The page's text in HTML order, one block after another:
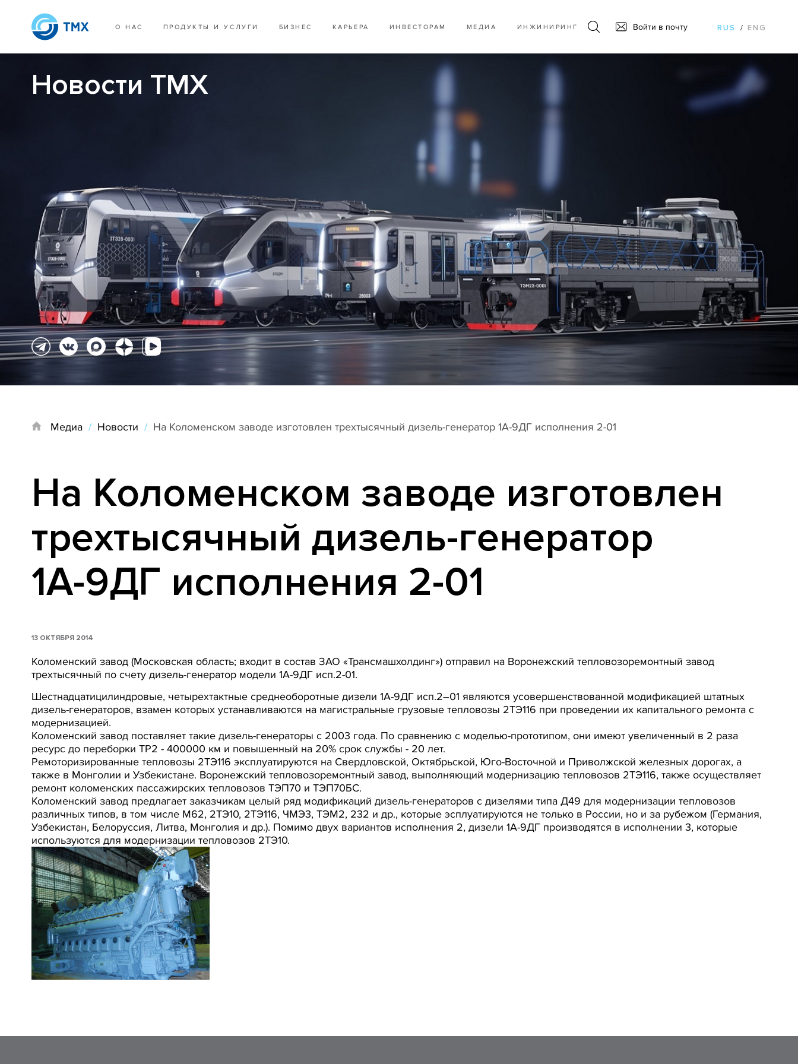
О НАС ПРОДУКТЫ И УСЛУГИ БИЗНЕС КАРЬЕРА ИНВЕСТОРАМ МЕДИА ИНЖИНИРИНГ Войти в почту RUS / ENG
Новости ТМХ
Медиа / Новости / На Коломенском заводе изготовлен трехтысячный дизель-генератор 1А-9ДГ исполнения 2-01
На Коломенском заводе изготовлен
трехтысячный дизель-генератор
1А-9ДГ исполнения 2-01
13 ОКТЯБРЯ 2014
Коломенский завод (Московская область; входит в состав ЗАО «Трансмашхолдинг») отправил на Воронежский тепловозоремонтный завод
трехтысячный по счету дизель-генератор модели 1А-9ДГ исп.2-01.
Шестнадцатицилиндровые, четырехтактные среднеоборотные дизели 1А-9ДГ исп.2–01 являются усовершенствованной модификацией штатных
дизель-генераторов, взамен которых устанавливаются на магистральные грузовые тепловозы 2ТЭ116 при проведении их капитального ремонта c
модернизацией.
Коломенский завод поставляет такие дизель-генераторы с 2003 года. По сравнению с моделью-прототипом, они имеют увеличенный в 2 раза
ресурс до переборки ТР2 - 400000 км и повышенный на 20% срок службы - 20 лет.
Ремоторизированные тепловозы 2ТЭ116 эксплуатируются на Свердловской, Октябрьской, Юго-Восточной и Приволжской железных дорогах, а
также в Монголии и Узбекистане. Воронежский тепловозоремонтный завод, выполняющий модернизацию тепловозов 2ТЭ116, также осуществляет
ремонт коломенских пассажирских тепловозов ТЭП70 и ТЭП70БС.
Коломенский завод предлагает заказчикам целый ряд модификаций дизель-генераторов с дизелями типа Д49 для модернизации тепловозов
различных типов, в том числе М62, 2ТЭ10, 2ТЭ116, ЧМЭ3, ТЭМ2, 232 и др., которые эсплуатируются не только в России, но и за рубежом (Германия,
Узбекистан, Белоруссия, Литва, Монголия и др.). Помимо двух вариантов исполнения 2, дизели 1А-9ДГ производятся в исполнении 3, которые
используются для модернизации тепловозов 2ТЭ10.